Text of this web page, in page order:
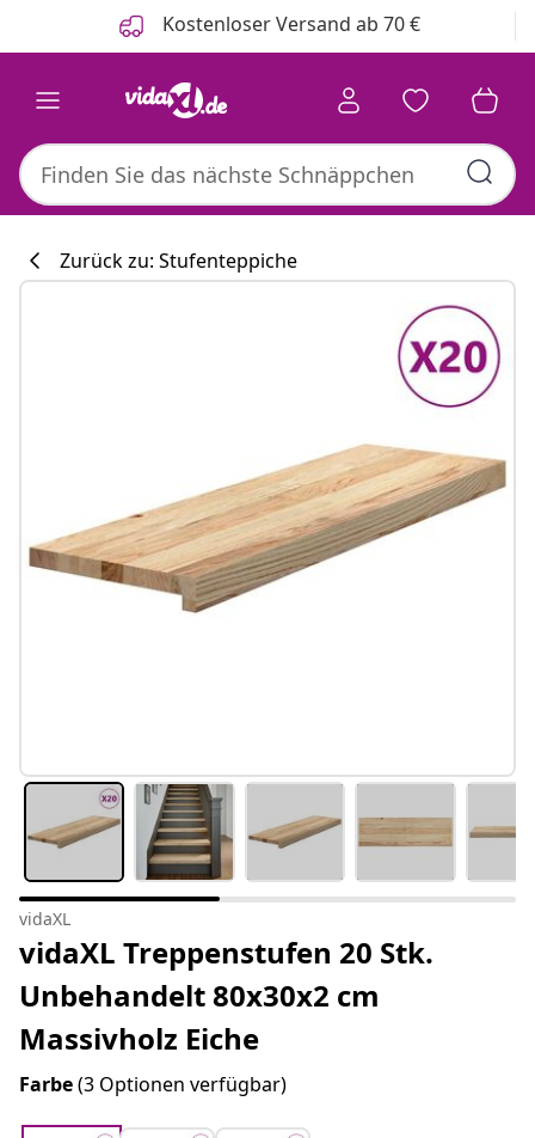
Kostenloser Versand ab 70 €
Zurück zu: Stufenteppiche
vidaXL
vidaXL Treppenstufen 20 Stk.
Unbehandelt 80x30x2 cm
Massivholz Eiche
Farbe(3 Optionen verfügbar)